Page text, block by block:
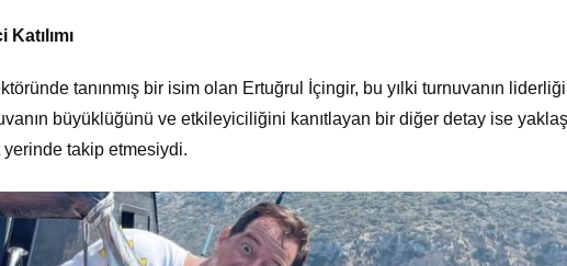
tanınmış bir isim olan Ertuğrul İçingir, bu yılki turnuvanın
büyüklüğünü ve etkileyiciliğini kanıtlayan bir diğer detay ise
yerinde takip etmesiydi.